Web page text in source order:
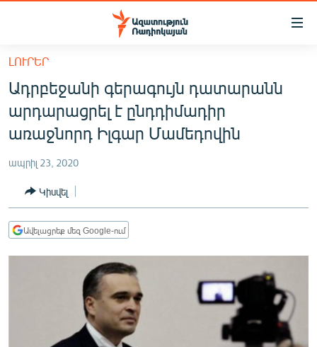
Մատչելիության
հիմնական
բովանդակությանը
հիմնական
մենյուին
ՀԱՅԱՍՏԱՆ
ՔԱՂԱՔԱԿԱՆ
ՀԱՍԱՐԱԿՈՒԹՅՈՒՆ
ՏՆՏԵՍՈՒԹՅՈՒՆ
ՂԱՐԱԲԱՂ
ՊԱՏԵՐԱԶՄԻ 6 ՇԱԲԱԹՆԵՐԸ
ՏԱՐԱԾԱՇՐՋԱՆ
ՄԻՋԱԶԳԱՅԻՆ
ԼՈՒՐԵՐ
Ադրբեջանի գերագույն դատարանն
արդարացրել է ընդդիմադիր
առաջնորդ Իլգար Մամեդովին
ապրիլ 23, 2020
Կիսվել
Ավելացրեք մեզ Google-ում